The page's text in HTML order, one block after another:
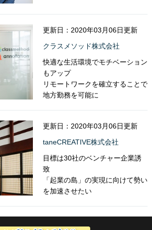
更新日：2020年03月06日更新
クラスメソッド株式会社
快適な生活環境でモチベーション
もアップ
リモートワークを確立することで
地方勤務を可能に
更新日：2020年03月06日更新
taneCREATIVE株式会社
目標は30社のベンチャー企業誘
致
「起業の島」の実現に向けて勢い
を加速させたい